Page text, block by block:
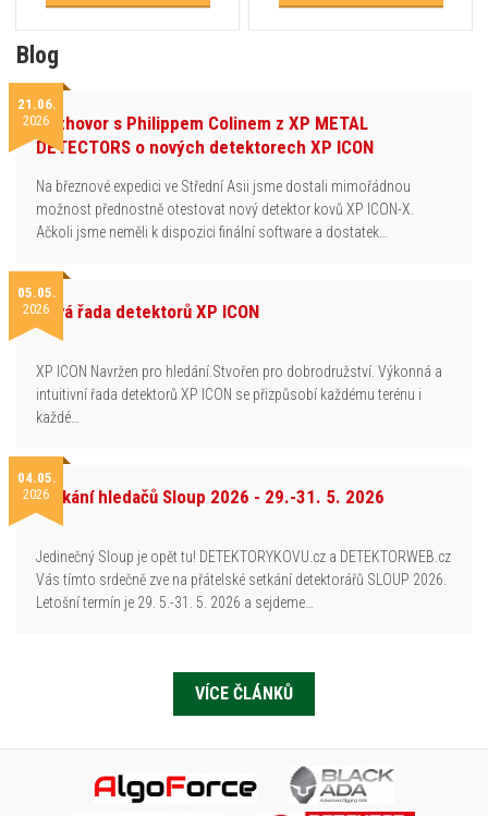
Blog
21.06.
2026Rozhovor s Philippem Colinem z XP METAL
DETECTORS o nových detektorech XP ICON
Na březnové expedici ve Střední Asii jsme dostali mimořádnou
možnost přednostně otestovat nový detektor kovů XP ICON-X.
Ačkoli jsme neměli k dispozici finální software a dostatek…
05.05.
2026Nová řada detektorů XP ICON
XP ICON Navržen pro hledání.Stvořen pro dobrodružství. Výkonná a
intuitivní řada detektorů XP ICON se přizpůsobí každému terénu i
každé…
04.05.
2026Setkání hledačů Sloup 2026 - 29.-31. 5. 2026
Jedinečný Sloup je opět tu! DETEKTORYKOVU.cz a DETEKTORWEB.cz
Vás tímto srdečně zve na přátelské setkání detektorářů SLOUP 2026.
Letošní termín je 29. 5.-31. 5. 2026 a sejdeme…
VÍCE ČLÁNKŮ